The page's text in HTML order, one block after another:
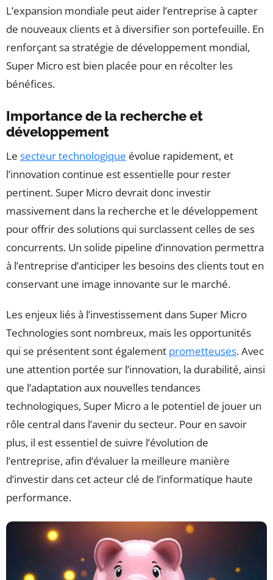
L’expansion mondiale peut aider l’entreprise à capter
de nouveaux clients et à diversifier son portefeuille. En
renforçant sa stratégie de développement mondial,
Super Micro est bien placée pour en récolter les
bénéfices.
Importance de la recherche et
développement
Le secteur technologique évolue rapidement, et
l’innovation continue est essentielle pour rester
pertinent. Super Micro devrait donc investir
massivement dans la recherche et le développement
pour offrir des solutions qui surclassent celles de ses
concurrents. Un solide pipeline d’innovation permettra
à l’entreprise d’anticiper les besoins des clients tout en
conservant une image innovante sur le marché.
Les enjeux liés à l’investissement dans Super Micro
Technologies sont nombreux, mais les opportunités
qui se présentent sont également prometteuses. Avec
une attention portée sur l’innovation, la durabilité, ainsi
que l’adaptation aux nouvelles tendances
technologiques, Super Micro a le potentiel de jouer un
rôle central dans l’avenir du secteur. Pour en savoir
plus, il est essentiel de suivre l’évolution de
l’entreprise, afin d’évaluer la meilleure manière
d’investir dans cet acteur clé de l’informatique haute
performance.